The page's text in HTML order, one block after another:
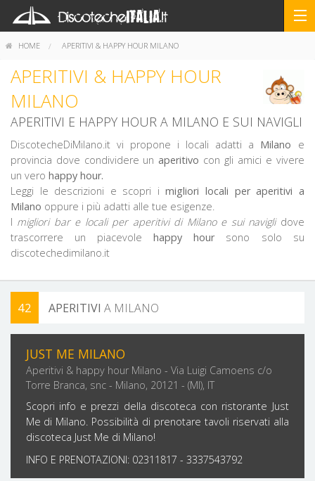
HOME APERITIVI & HAPPY HOUR MILANO
APERITIVI & HAPPY HOUR
MILANO
APERITIVI E HAPPY HOUR A MILANO E SUI NAVIGLI
DiscotecheDiMilano.it vi propone i locali adatti a Milano e
provincia dove condividere un aperitivo con gli amici e vivere
un vero happy hour.
Leggi le descrizioni e scopri i migliori locali per aperitivi a
Milano oppure i più adatti alle tue esigenze.
I migliori bar e locali per aperitivi di Milano e sui naviglidove
trascorrere un piacevole happy hoursono solo su
discotechedimilano.it
42 APERITIVI A MILANO
JUST ME MILANO
Aperitivi & happy hour Milano - Via Luigi Camoens c/o
Torre Branca, snc - Milano, 20121 - (MI), IT
Scopri info e prezzi della discoteca con ristorante Just
Me di Milano. Possibilità di prenotare tavoli riservati alla
discoteca Just Me di Milano!
INFO E PRENOTAZIONI: 02311817 - 3337543792